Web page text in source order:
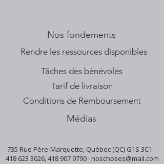
Nos fondements
​Rendre les ressources disponibles
Tâches des bénévoles
Tarif de livraison
Conditions de Remboursement
Médias
735 Rue Père-Marquette, Québec (QC) G1S 3C1 ·
418 623 3026,418 907 9790· noschoses@mail.com